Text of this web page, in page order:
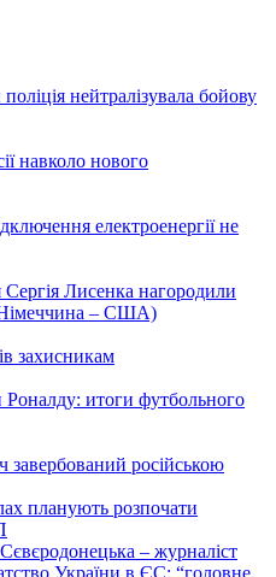
нейтралізувала бойову
навколо нового
електроенергії не
Сергія Лисенка нагородили
– США)
захисникам
итоги футбольного
російською
планують розпочати
– журналіст